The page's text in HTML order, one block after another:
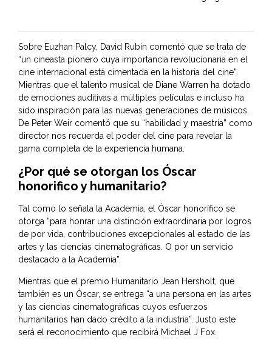
Sobre Euzhan Palcy, David Rubin comentó que se trata de
“un cineasta pionero cuya importancia revolucionaria en el
cine internacional está cimentada en la historia del cine”.
Mientras que el talento musical de Diane Warren ha dotado
de emociones auditivas a múltiples películas e incluso ha
sido inspiración para las nuevas generaciones de músicos.
De Peter Weir comentó que su “habilidad y maestría” como
director nos recuerda el poder del cine para revelar la
gama completa de la experiencia humana.
¿Por qué se otorgan los Óscar
honorifico y humanitario?
Tal como lo señala la Academia, el Óscar honorífico se
otorga “para honrar una distinción extraordinaria por logros
de por vida, contribuciones excepcionales al estado de las
artes y las ciencias cinematográficas. O por un servicio
destacado a la Academia”.
Mientras que el premio Humanitario Jean Hersholt, que
también es un Óscar, se entrega “a una persona en las artes
y las ciencias cinematográficas cuyos esfuerzos
humanitarios han dado crédito a la industria”. Justo este
será el reconocimiento que recibirá Michael J Fox.